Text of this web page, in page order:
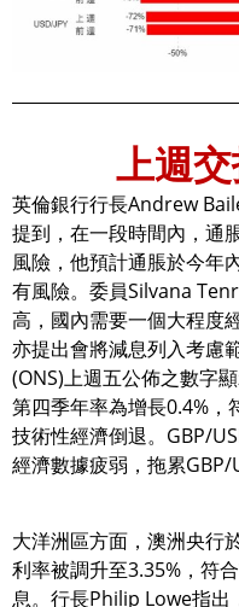
上週
英倫銀行行長Andrew
提到，在一段時間內，通
風險，他預計通脹於今年
有風險。委員Silvana
高，國內需要一個大程度
亦提出會將減息列入考慮
(ONS)上週五公佈之數字
第四季年率為增長0.4%，
技術性經濟倒退。GBP/
經濟數據疲弱，拖累GBP/
大洋洲區方面，澳洲央行
利率被調升至3.35%，符
息。行長Philip Lowe指出